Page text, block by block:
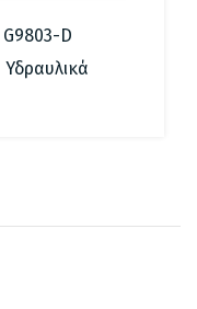
G9803-D
Υδραυλικά